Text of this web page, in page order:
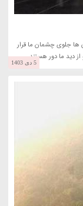
ها جلوی چشمان ما قرار
دید ما دور هستند.
5 دی 1403